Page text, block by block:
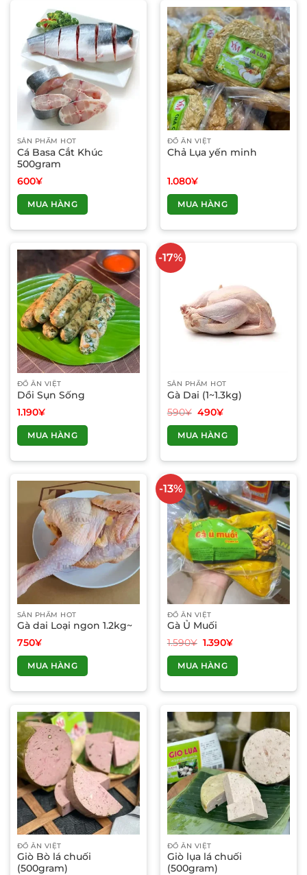
thể.
Các
tùy
chọn
có
thể
chọn
biến
thể.
Các
tùy
chọn
có
thể
được
chọn
SẢN PHẨM HOT
Cá Basa Cắt Khúc
500gram
600¥
MUA HÀNG
ĐỒ ĂN VIỆT
Chả Lụa yến minh
1.080¥
MUA HÀNG
ĐỒ ĂN VIỆT
Dồi Sụn Sống
1.190¥
MUA HÀNG
-17%
SẢN PHẨM HOT
Gà Dai (1~1.3kg)
590¥ Giá
gốc
là:
590¥.
490¥Giá
tại
là:
490¥.
MUA HÀNG
SẢN PHẨM HOT
Gà dai Loại ngon 1.2kg~
750¥
MUA HÀNG
-13%
ĐỒ ĂN VIỆT
Gà Ủ Muối
1.590¥ Giá
là:
1.590¥.
1.390¥Giá
tại
1.390¥.
MUA HÀNG
ĐỒ ĂN VIỆT
Giò Bò lá chuối
(500gram)
ĐỒ ĂN VIỆT
Giò lụa lá chuối
(500gram)